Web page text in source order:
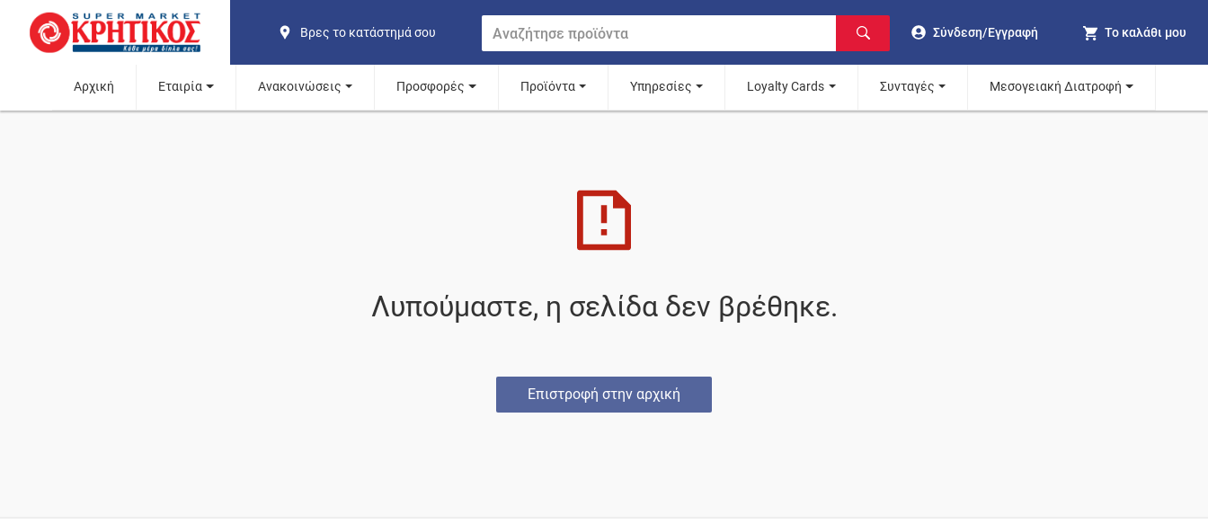
Βρες το κατάστημά σου Σύνδεση/Εγγραφή Το καλάθι μου
Αρχική Εταιρία Ανακοινώσεις Προσφορές Προϊόντα Υπηρεσίες Loyalty Cards Συνταγές Μεσογειακή Διατροφή
Λυπούμαστε, η σελίδα δεν βρέθηκε.
Επιστροφή στην αρχική